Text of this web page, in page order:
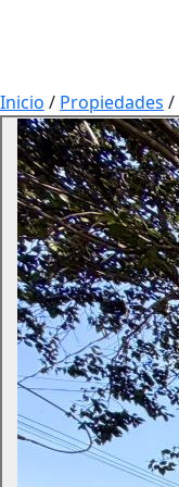
Inicio / Propiedades /